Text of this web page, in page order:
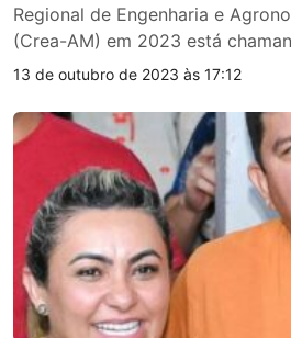
Regional de Engenharia e
(Crea-AM) em 2023 está
13 de outubro de 2023 às 17:12